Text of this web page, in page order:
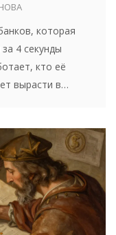
которая
4 секунды
кто её
вырасти в